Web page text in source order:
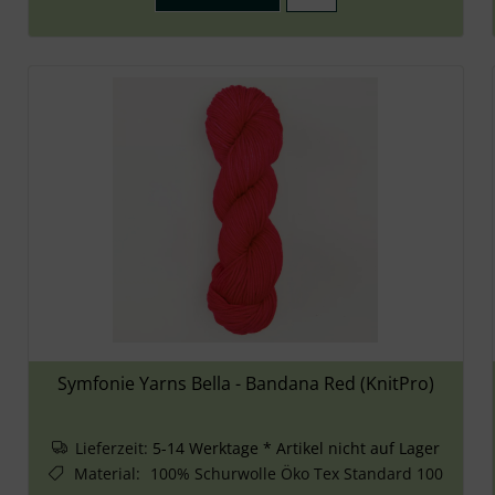
Symfonie Yarns Bella - Bandana Red (KnitPro)
Lieferzeit: 5-14 Werktage * Artikel nicht auf Lager
Material: 100% Schurwolle Öko Tex Standard 100